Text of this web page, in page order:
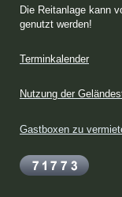
Die Reitanlage kann
genutzt werden!
Terminkalender
Nutzung der
Gastboxen zu